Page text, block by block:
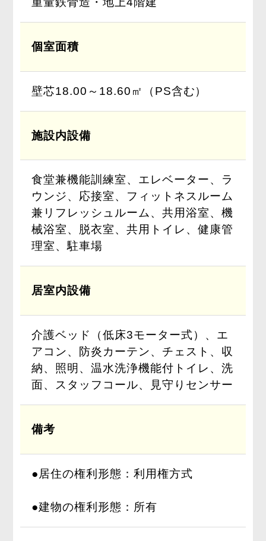
個室面積
壁芯18.00～18.60㎡（PS含む）
施設内設備
食堂兼機能訓練室、エレベーター、ラ
ウンジ、応接室、フィットネスルーム
兼リフレッシュルーム、共用浴室、機
械浴室、脱衣室、共用トイレ、健康管
理室、駐車場
居室内設備
介護ベッド（低床3モーター式）、エ
アコン、防炎カーテン、チェスト、収
納、照明、温水洗浄機能付トイレ、洗
面、スタッフコール、見守りセンサー
備考
●居住の権利形態：利用権方式
●建物の権利形態：所有